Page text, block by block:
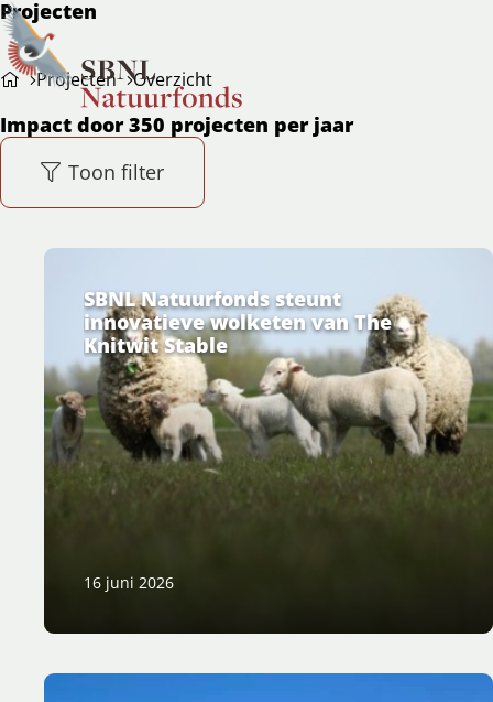
Projecten
Projecten Overzicht
Impact door 350 projecten per jaar
Toon filter
SBNL Natuurfonds steunt
innovatieve wolketen van The
Knitwit Stable
16 juni 2026